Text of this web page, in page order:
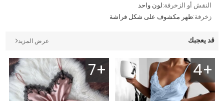
النقش أو الزخرفة:لون واحد
زخرفة:ظهر مكشوف على شكل فراشة
قد يعجبك عرض المزيد
4+
7+